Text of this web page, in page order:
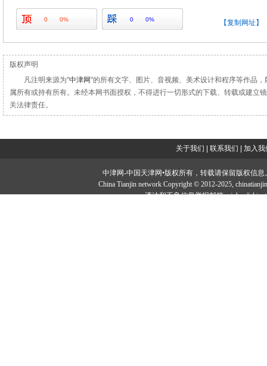
0 0% 0 0% 【复制网址】
版权声明
凡注明来源为"中津网"的所有文字、图片、音视频、美术设计和程序等作品
属所有或持有所有。未经本网书面授权，不得进行一切形式的下载、转载或建立
关法律责任。
关于我们 | 联系我们 | 加入我
中津网-中国天津网•版权所有，转载请保留版权信息
China Tianjin network Copyright © 2012-2025,
违法和不良信息举报邮箱：